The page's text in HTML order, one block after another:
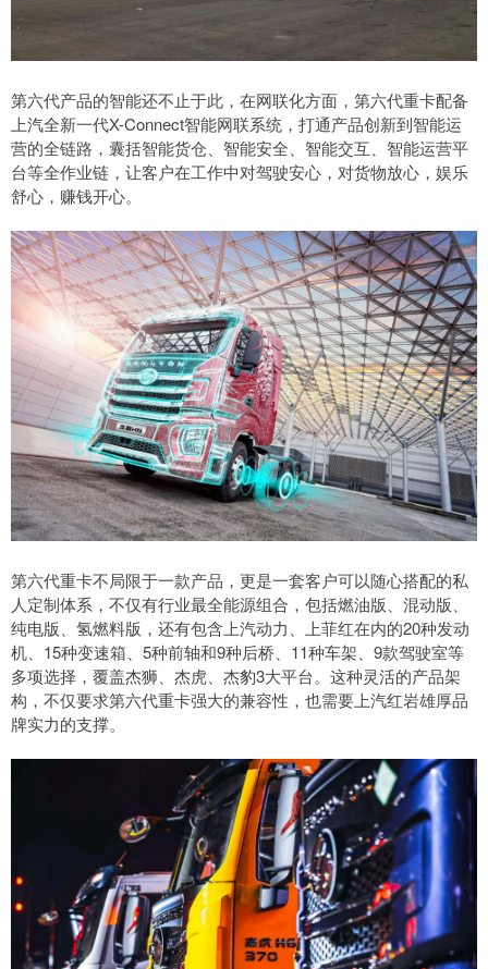
第六代产品的智能还不止于此，在网联化方面，第六代重卡配备
上汽全新一代X-Connect智能网联系统，打通产品创新到智能运
营的全链路，囊括智能货仓、智能安全、智能交互、智能运营平
台等全作业链，让客户在工作中对驾驶安心，对货物放心，娱乐
舒心，赚钱开心。
第六代重卡不局限于一款产品，更是一套客户可以随心搭配的私
人定制体系，不仅有行业最全能源组合，包括燃油版、混动版、
纯电版、氢燃料版，还有包含上汽动力、上菲红在内的20种发动
机、15种变速箱、5种前轴和9种后桥、11种车架、9款驾驶室等
多项选择，覆盖杰狮、杰虎、杰豹3大平台。这种灵活的产品架
构，不仅要求第六代重卡强大的兼容性，也需要上汽红岩雄厚品
牌实力的支撑。